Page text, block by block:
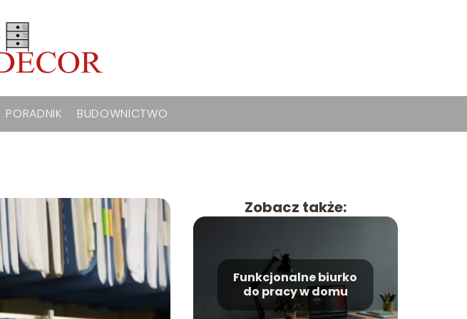
PORADNIK BUDOWNICTWO
Zobacz także:
Funkcjonalne biurko
do pracy w domu